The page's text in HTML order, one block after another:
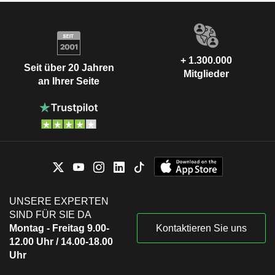
Seit über 20 Jahren
an Ihrer Seite
+ 1.300.000
Mitglieder
UNSERE EXPERTEN
SIND FÜR SIE DA
Montag - Freitag 9.00-
12.00 Uhr / 14.00-18.00
Uhr
Kontaktieren Sie uns